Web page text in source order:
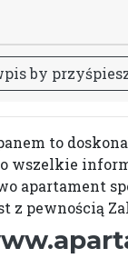
pisby przyśpies
to
wszelkie
apartament
z pewnością